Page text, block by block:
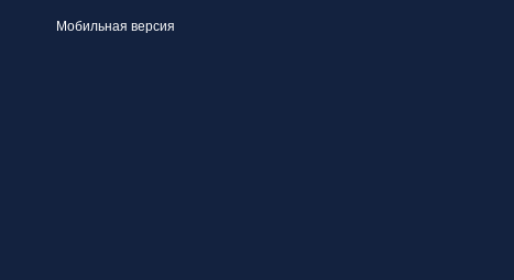
Мобильная версия